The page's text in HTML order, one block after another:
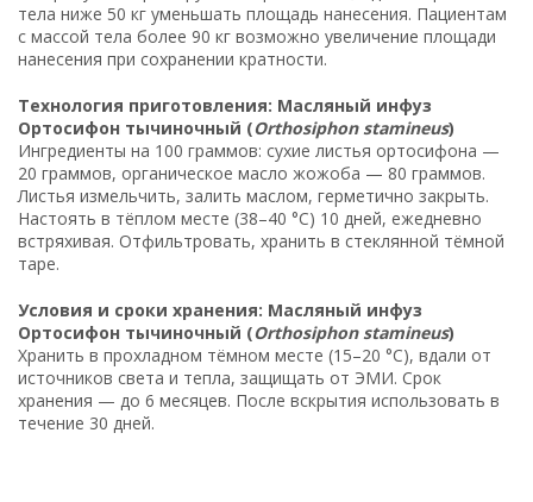
тела ниже 50 кг уменьшать площадь нанесения. Пациентам
с массой тела более 90 кг возможно увеличение площади
нанесения при сохранении кратности.
Технология приготовления: Масляный инфуз
Ортосифон тычиночный (Orthosiphon stamineus)
Ингредиенты на 100 граммов: сухие листья ортосифона —
20 граммов, органическое масло жожоба — 80 граммов.
Листья измельчить, залить маслом, герметично закрыть.
Настоять в тёплом месте (38–40 °C) 10 дней, ежедневно
встряхивая. Отфильтровать, хранить в стеклянной тёмной
таре.
Условия и сроки хранения: Масляный инфуз
Ортосифон тычиночный (Orthosiphon stamineus)
Хранить в прохладном тёмном месте (15–20 °C), вдали от
источников света и тепла, защищать от ЭМИ. Срок
хранения — до 6 месяцев. После вскрытия использовать в
течение 30 дней.